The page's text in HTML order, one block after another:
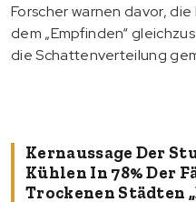
Forscher warnen davor,
dem „Empfinden“
die Schattenverteilung
Kernaussage Der
Kühlen In 78% Der
Trockenen Städten